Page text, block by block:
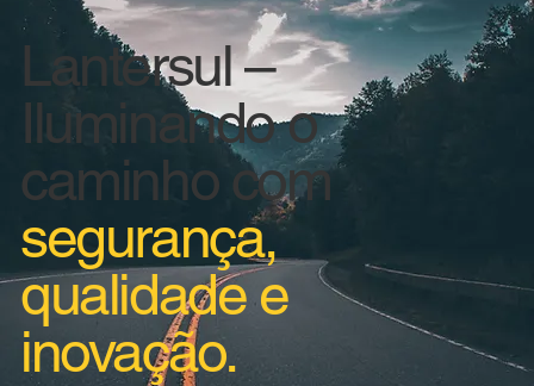
Lantersul –
Iluminando o
caminho com
segurança,
qualidade e
inovação.